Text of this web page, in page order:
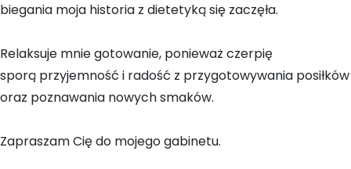
biegania moja historia z dietetyką się zaczęła.
Relaksuje mnie gotowanie, ponieważ czerpię
sporą przyjemność i radość z przygotowywania posiłków
oraz poznawania nowych smaków.
Zapraszam Cię do mojego gabinetu.